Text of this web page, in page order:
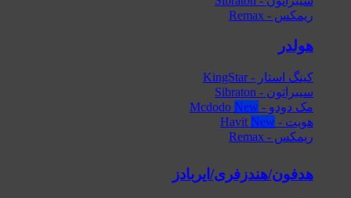
ریمکس - Remax
هولدر
کینگ استار - KingStar
سیبراتون - Sibraton
مک دودو - Mcdodo
هویت - Havit
ریمکس - Remax
هدفون/هندزفری/ایربادز